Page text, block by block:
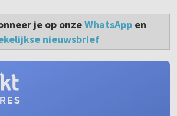
je op onzeWhatsAppen
nieuwsbrief